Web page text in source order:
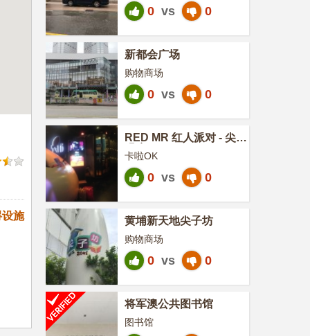
施
0 vs 0
新都会广场
购物商场
0 vs 0
RED MR 红人派对 - 尖沙
咀店
卡啦OK
0 vs 0
黄埔新天地尖子坊
购物商场
0 vs 0
将军澳公共图书馆
图书馆